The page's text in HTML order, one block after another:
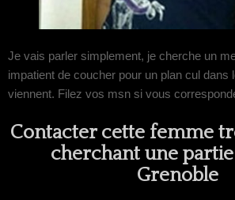
Je vais parler simplement, je cherche un
impatient de coucher pour un plan cul dans
viennent. Filez vos msn si vous
Contacter cette femme
cherchant une
Grenoble